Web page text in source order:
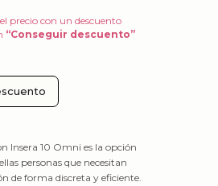
precio con un descuento
“Conseguir descuento”
Insera 10 Omni es la opción
personas que necesitan
de forma discreta y eficiente.